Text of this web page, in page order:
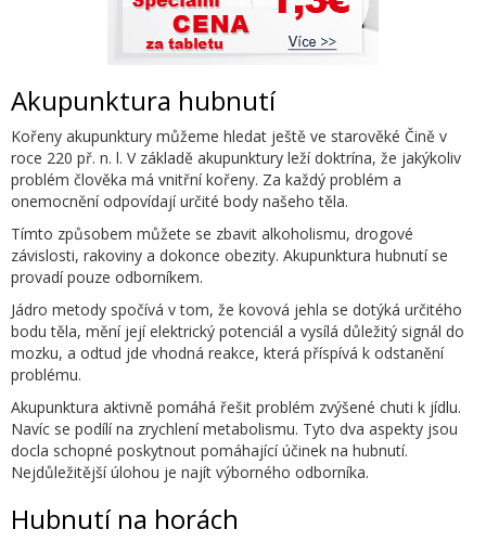
Akupunktura hubnutí
Kořeny akupunktury můžeme hledat ještě ve starověké Čině v
roce 220 př. n. l. V základě akupunktury leží doktrína, že jakýkoliv
problém člověka má vnitřní kořeny. Za každý problém a
onemocnění odpovídají určité body našeho těla.
Tímto způsobem můžete se zbavit alkoholismu, drogové
závislosti, rakoviny a dokonce obezity. Akupunktura hubnutí se
provadí pouze odborníkem.
Jádro metody spočívá v tom, že kovová jehla se dotýká určitého
bodu těla, mění její elektrický potenciál a vysílá důležitý signál do
mozku, a odtud jde vhodná reakce, která příspívá k odstanění
problému.
Akupunktura aktivně pomáhá řešit problém zvýšené chuti k jídlu.
Navíc se podílí na zrychlení metabolismu. Tyto dva aspekty jsou
docla schopné poskytnout pomáhající účinek na hubnutí.
Nejdůležitější úlohou je najít výborného odborníka.
Hubnutí na horách